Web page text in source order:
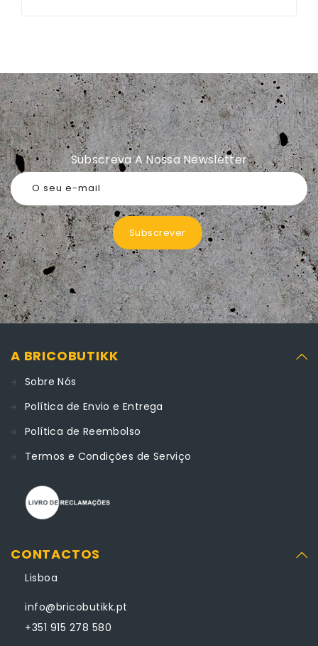
Subscreva A Nossa Newsletter
O seu e-mail
Subscrever
A BRICOBUTIKK
Sobre Nós
Política de Envio e Entrega
Política de Reembolso
Termos e Condições de Serviço
CONTACTOS
Lisboa
info@bricobutikk.pt
+351 915 278 580